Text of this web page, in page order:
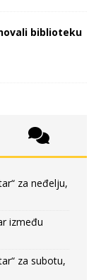
biblioteku
za neđelju,
između
za subotu,